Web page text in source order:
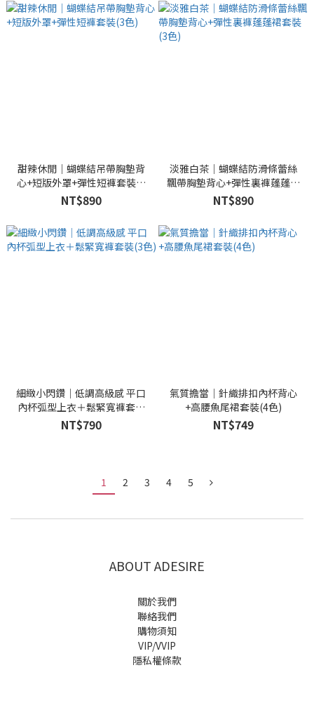
甜辣休閒｜蝴蝶結吊帶胸墊背
心+短版外罩+彈性短褲套裝(3
色)
NT$890
淡雅白茶｜蝴蝶結防滑條蕾絲
飄帶胸墊背心+彈性裏褲蓬蓬裙
套裝(3色)
NT$890
細緻小閃鑽｜低調高級感 平口
內杯弧型上衣＋鬆緊寬褲套裝
(3色)
NT$790
氣質擔當｜針織排扣內杯背心
+高腰魚尾裙套裝(4色)
NT$749
1 2 3 4 5
ABOUT ADESIRE
關於我們
聯絡我們
購物須知
VIP/VVIP
隱私權條款